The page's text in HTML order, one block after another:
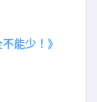
能少！》